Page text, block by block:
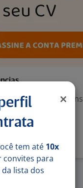
Mínima:
vaga
tem até 10x
convites para
lista dos